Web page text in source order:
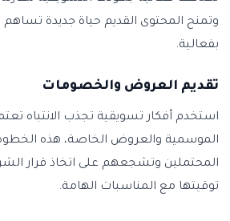
وتمنح المحتوى القديم حياة جديدة
بفعالية.
تقديم العروض والخصومات
استخدم أفكار تسويقية تجذب الانتباه
الموسمية والعروض الخاصة، هذه
المحتملين وتشجعهم على اتخاذ قرار
توقيتها مع المناسبات الهامة.